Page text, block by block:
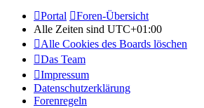
Portal
Foren-Übersicht
Alle Zeiten sind UTC+01:00
Alle Cookies des Boards löschen
Das Team
Impressum
Datenschutzerklärung
Forenregeln